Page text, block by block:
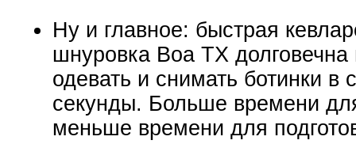
Ну и главное: быстрая
шнуровка Boa TX долговечна
одевать и снимать ботинки в
секунды. Больше времени
меньше времени для